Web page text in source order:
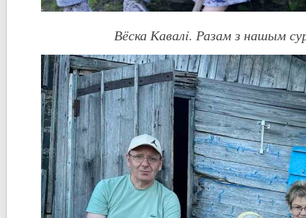
Вёска Кавалi. Разам з нашым